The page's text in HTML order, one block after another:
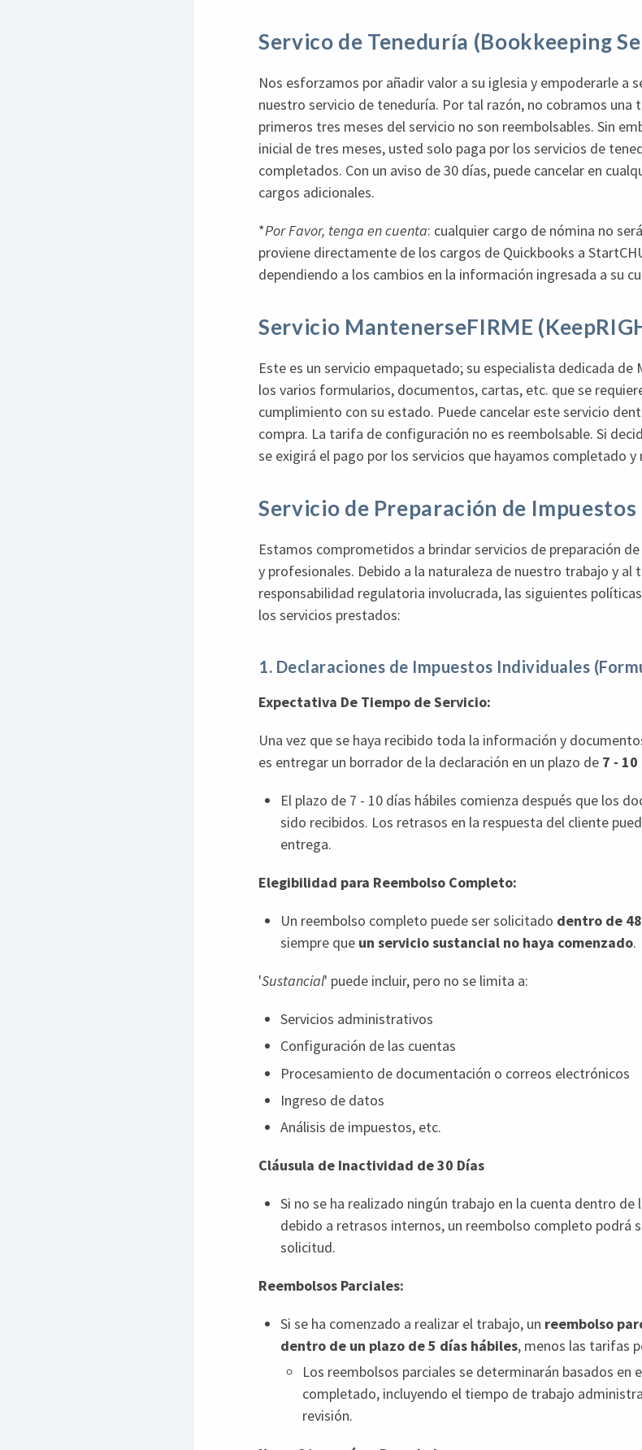
Servico de Teneduría (Bookkeeping
Nos esforzamos por añadir valor a su iglesia y empoderarle a
nuestro servicio de teneduría. Por tal razón, no cobramos una
primeros tres meses del servicio no son reembolsables. Sin
inicial de tres meses, usted solo paga por los servicios de
completados. Con un aviso de 30 días, puede cancelar en
cargos adicionales.
*Por Favor, tenga en cuenta: cualquier cargo de nómina no
proviene directamente de los cargos de Quickbooks a
dependiendo a los cambios en la información ingresada a su
Servicio MantenerseFIRME
Este es un servicio empaquetado; su especialista dedicada de
los varios formularios, documentos, cartas, etc. que se
cumplimiento con su estado. Puede cancelar este servicio
compra. La tarifa de configuración no es reembolsable. Si
se exigirá el pago por los servicios que hayamos completado y
Servicio de Preparación de Impuestos
Estamos comprometidos a brindar servicios de preparación
y profesionales. Debido a la naturaleza de nuestro trabajo y al
responsabilidad regulatoria involucrada, las siguientes
los servicios prestados:
1. Declaraciones de Impuestos Individuales
Expectativa De Tiempo de Servicio:
Una vez que se haya recibido toda la información y
es entregar un borrador de la declaración en un plazo de 7 -
El plazo de 7 - 10 días hábiles comienza después que los
sido recibidos. Los retrasos en la respuesta del cliente
entrega.
Elegibilidad para Reembolso Completo:
Un reembolso completo puede ser solicitado dentro de
siempre que un servicio sustancial no haya comenzado.
'Sustancial' puede incluir, pero no se limita a:
Servicios administrativos
Configuración de las cuentas
Procesamiento de documentación o correos electrónicos
Ingreso de datos
Análisis de impuestos, etc.
Cláusula de Inactividad de 30 Días
Si no se ha realizado ningún trabajo en la cuenta dentro de
debido a retrasos internos, un reembolso completo podrá
solicitud.
Reembolsos Parciales:
Si se ha comenzado a realizar el trabajo, un reembolso
dentro de un plazo de 5 días hábiles, menos las tarifas
Los reembolsos parciales se determinarán basados en
completado, incluyendo el tiempo de trabajo
revisión.